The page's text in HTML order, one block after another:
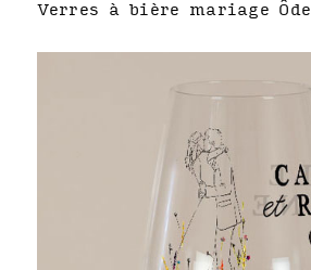
Verres à bière mariage Ôde